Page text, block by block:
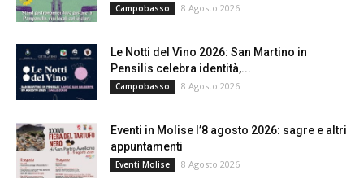
Campobasso 8 Agosto 2026
Le Notti del Vino 2026: San Martino in
Pensilis celebra identità,...
Campobasso 8 Agosto 2026
Eventi in Molise l’8 agosto 2026: sagre e altri
appuntamenti
Eventi Molise 8 Agosto 2026